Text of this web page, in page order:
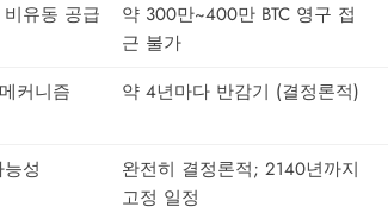
유동 공급
약 300만~400만 BTC 영구 접
근 불가
커니즘
약 4년마다 반감기 (결정론적)
성
완전히 결정론적; 2140년까지
고정 일정